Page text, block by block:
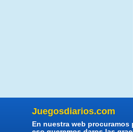
Juegosdiarios.com
En nuestra web